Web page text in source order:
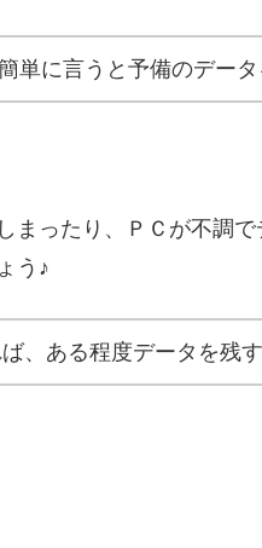
単に言うと予備のデータ
まったり、ＰＣが不調
う♪
、ある程度データを残